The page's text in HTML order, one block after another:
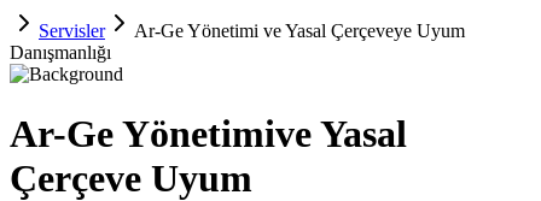
Servisler
Ar-Ge Yönetimi ve Yasal Çerçeveye Uyum
Danışmanlığı
Ar-Ge Yönetimive Yasal
Çerçeve Uyum